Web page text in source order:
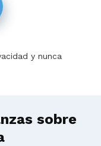
y nunca
sobre